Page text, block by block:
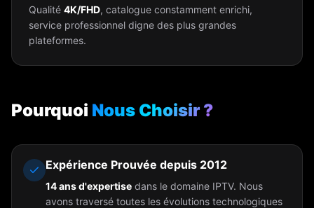
Qualité 4K/FHD, catalogue constamment enrichi,
service professionnel digne des plus grandes
plateformes.
Pourquoi Nous Choisir ?
Expérience Prouvée depuis 2012
14 ans d'expertise dans le domaine IPTV. Nous
avons traversé toutes les évolutions technologiques